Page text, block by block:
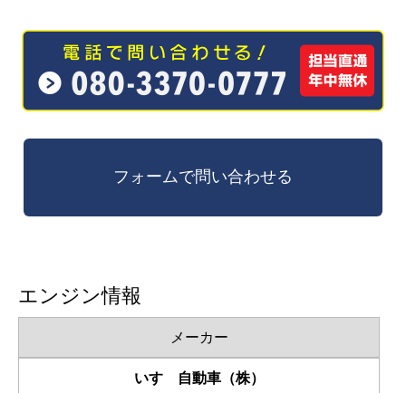
エンジン情報
メーカー
いすゞ自動車（株）